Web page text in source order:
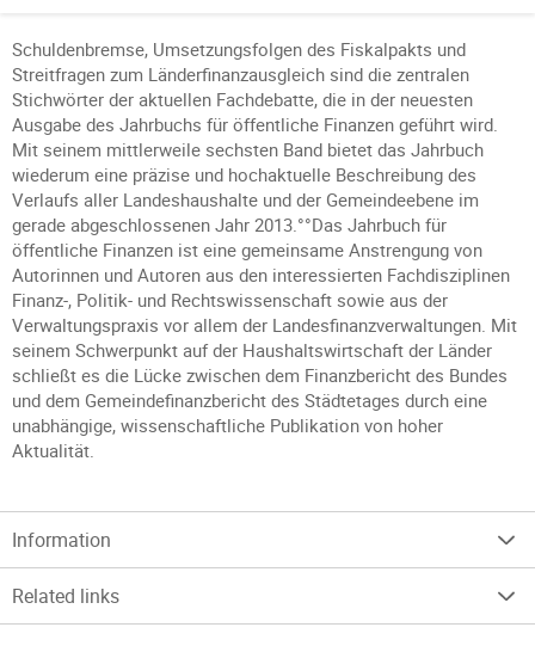
Schuldenbremse, Umsetzungsfolgen des Fiskalpakts und
Streitfragen zum Länderfinanzausgleich sind die zentralen
Stichwörter der aktuellen Fachdebatte, die in der neuesten
Ausgabe des Jahrbuchs für öffentliche Finanzen geführt wird.
Mit seinem mittlerweile sechsten Band bietet das Jahrbuch
wiederum eine präzise und hochaktuelle Beschreibung des
Verlaufs aller Landeshaushalte und der Gemeindeebene im
gerade abgeschlossenen Jahr 2013.°°Das Jahrbuch für
öffentliche Finanzen ist eine gemeinsame Anstrengung von
Autorinnen und Autoren aus den interessierten Fachdisziplinen
Finanz-, Politik- und Rechtswissenschaft sowie aus der
Verwaltungspraxis vor allem der Landesfinanzverwaltungen. Mit
seinem Schwerpunkt auf der Haushaltswirtschaft der Länder
schließt es die Lücke zwischen dem Finanzbericht des Bundes
und dem Gemeindefinanzbericht des Städtetages durch eine
unabhängige, wissenschaftliche Publikation von hoher
Aktualität.
Information
Related links